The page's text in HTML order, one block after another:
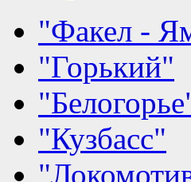
"Факел -
"Горький"
"Кузбасс"